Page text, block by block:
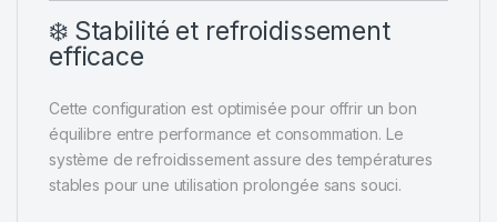
❄️ Stabilité et refroidissement
efficace
Cette configuration est optimisée pour offrir un bon
équilibre entre performance et consommation. Le
système de refroidissement assure des températures
stables pour une utilisation prolongée sans souci.